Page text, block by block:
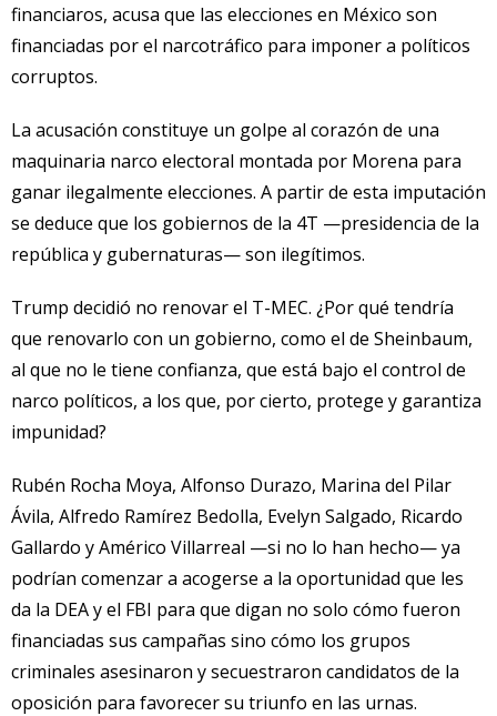
financiaros, acusa que las elecciones en México son
financiadas por el narcotráfico para imponer a políticos
corruptos.
La acusación constituye un golpe al corazón de una
maquinaria narco electoral montada por Morena para
ganar ilegalmente elecciones. A partir de esta imputación
se deduce que los gobiernos de la 4T —presidencia de la
república y gubernaturas— son ilegítimos.
Trump decidió no renovar el T-MEC. ¿Por qué tendría
que renovarlo con un gobierno, como el de Sheinbaum,
al que no le tiene confianza, que está bajo el control de
narco políticos, a los que, por cierto, protege y garantiza
impunidad?
Rubén Rocha Moya, Alfonso Durazo, Marina del Pilar
Ávila, Alfredo Ramírez Bedolla, Evelyn Salgado, Ricardo
Gallardo y Américo Villarreal —si no lo han hecho— ya
podrían comenzar a acogerse a la oportunidad que les
da la DEA y el FBI para que digan no solo cómo fueron
financiadas sus campañas sino cómo los grupos
criminales asesinaron y secuestraron candidatos de la
oposición para favorecer su triunfo en las urnas.